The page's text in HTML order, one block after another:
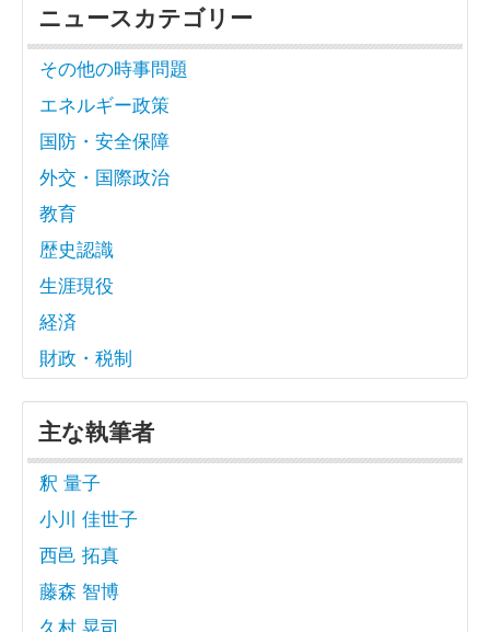
ニュースカテゴリー
その他の時事問題
エネルギー政策
国防・安全保障
外交・国際政治
教育
歴史認識
生涯現役
経済
財政・税制
主な執筆者
釈 量子
小川 佳世子
西邑 拓真
藤森 智博
久村 晃司